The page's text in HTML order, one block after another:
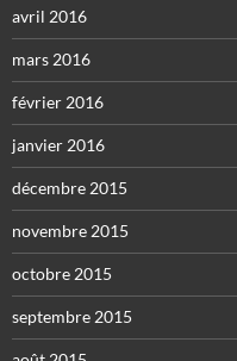
avril 2016
mars 2016
février 2016
janvier 2016
décembre 2015
novembre 2015
octobre 2015
septembre 2015